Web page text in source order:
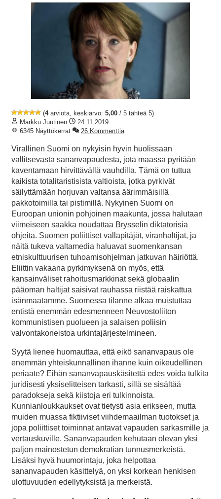
(4arviota, keskiarvo: 5,00 / 5 tähteä 5)
Markku Juutinen
24.11.2019
6345 Näyttökerrat
26 Kommenttia
Virallinen Suomi on nykyisin hyvin huolissaan
vallitsevasta sananvapaudesta, jota maassa pyritään
kaventamaan hirvittävällä vauhdilla. Tämä on tuttua
kaikista totalitaristisista valtioista, jotka pyrkivät
säilyttämään horjuvan valtansa äärimmäisillä
pakkotoimilla tai pistimillä. Nykyinen Suomi on
Euroopan unionin pohjoinen maakunta, jossa halutaan
viimeiseen saakka noudattaa Brysselin diktatorisia
ohjeita. Suomen poliittiset vallapitäjät, viranhaltijat, ja
näitä tukeva valtamedia haluavat suomenkansan
etniskulttuurisen tuhoamisohjelman jatkuvan häiriöttä.
Eliittin vakaana pyrkimyksenä on myös, että
kansainväliset rahoitusmarkkinat sekä globaalin
pääoman haltijat saisivat rauhassa riistää raiskattua
isänmaatamme. Suomessa tilanne alkaa muistuttaa
entistä enemmän edesmenneen Neuvostoliiton
kommunistisen puolueen ja salaisen poliisin
valvontakoneistoa urkintajärjestelmineen.
Syytä lienee huomauttaa, että eikö sananvapaus ole
enemmän yhteiskunnallinen ihanne kuin oikeudellinen
periaate? Eihän sananvapauskäsitettä edes voida tulkita
juridisesti yksiselitteisen tarkasti, sillä se sisältää
paradokseja sekä kiistoja eri tulkinnoista.
Kunnianloukkaukset ovat tietysti asia erikseen, mutta
muiden muassa fiktiiviset viihdemaailman tuotokset ja
jopa poliittiset toiminnat antavat vapauden sarkasmille ja
vertauskuville. Sananvapauden kehutaan olevan yksi
paljon mainostetun demokratian tunnusmerkeistä.
Lisäksi hyvä huumorintaju, joka helpottaa
sananvapauden käsittelyä, on yksi korkean henkisen
ulottuvuuden edellytyksistä ja merkeistä.